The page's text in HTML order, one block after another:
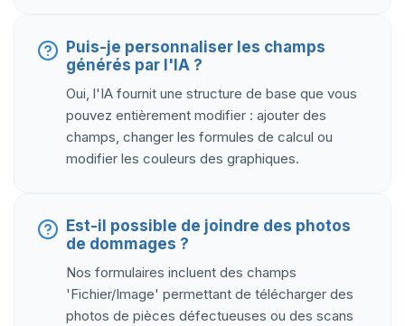
Puis-je personnaliser les champs
générés par l'IA ?
Oui, l'IA fournit une structure de base que vous
pouvez entièrement modifier : ajouter des
champs, changer les formules de calcul ou
modifier les couleurs des graphiques.
Est-il possible de joindre des photos
de dommages ?
Nos formulaires incluent des champs
'Fichier/Image' permettant de télécharger des
photos de pièces défectueuses ou des scans